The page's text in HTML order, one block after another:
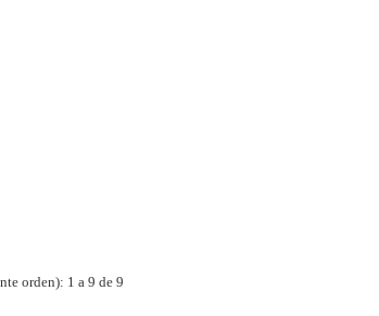
orden): 1 a 9 de 9